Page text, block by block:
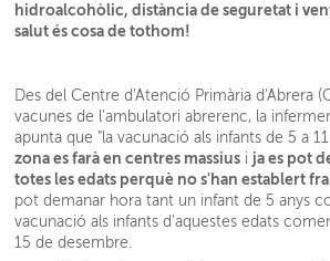
hidroalcohòlic, distància de seguretat i
salut és cosa de tothom!
Des del Centre d'Atenció Primària d'Abrera
vacunes de l'ambulatori abrerenc, la
apunta que "la vacunació als infants de 5 a
zona es farà en centres massius i ja es pot
totes les edats perquè no s'han establert
pot demanar hora tant un infant de 5 anys
vacunació als infants d'aquestes edats
15 de desembre.